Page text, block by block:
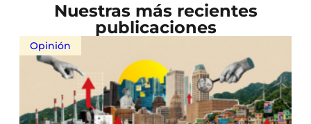
Nuestras más recientes
publicaciones
Opinión